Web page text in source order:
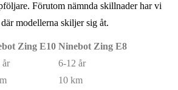
Förutom nämnda skillnader har vi
modellerna skiljer sig åt.
Zing E10 Ninebot Zing E8
år
6-12 år
10 km